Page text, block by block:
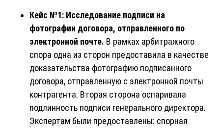
Кейс №1: Исследование подписи на
фотографии договора, отправленного по
электронной почте. В рамках арбитражного
спора одна из сторон предоставила в качестве
доказательства фотографию подписанного
договора, отправленную с электронной почты
контрагента. Вторая сторона оспаривала
подлинность подписи генерального директора.
Экспертам были предоставлены: спорная